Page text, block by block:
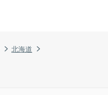
北海道